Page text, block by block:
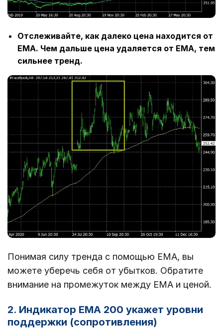
Отслеживайте, как далеко цена находится от
EMA. Чем дальше цена удаляется от EMA, тем
сильнее тренд.
Понимая силу тренда с помощью EMA, вы
можете уберечь себя от убытков. Обратите
внимание на промежуток между EMA и ценой.
2. Индикатор EMA 200 укажет уровни
поддержки (сопротивления)